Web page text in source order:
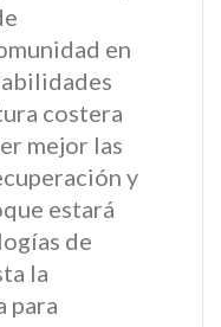
en
costera
mejor las
y
estará
de
la
para